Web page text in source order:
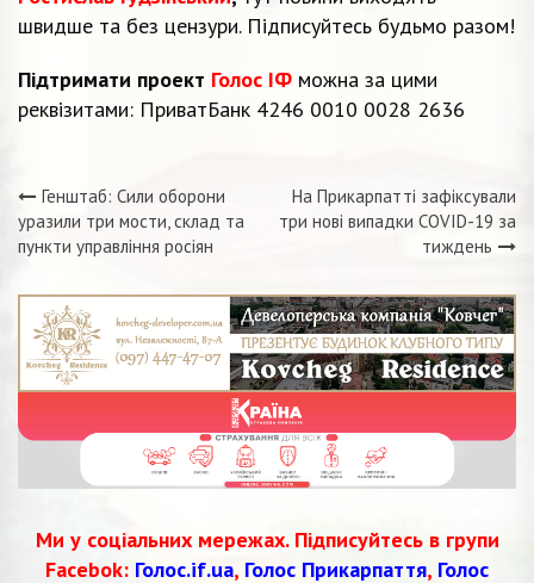
швидше та без цензури. Підписуйтесь будьмо разом!
Підтримати проект Голос ІФ можна за цими
реквізитами: ПриватБанк 4246 0010 0028 2636
Навігація
Генштаб: Сили оборони
уразили три мости, склад та
пункти управління росіян
На Прикарпатті зафіксували
три нові випадки COVID-19 за
тиждень
Ми у соціальних мережах. Підписуйтесь в групи
Facebok: Голос.if.ua, Голос Прикарпаття, Голос